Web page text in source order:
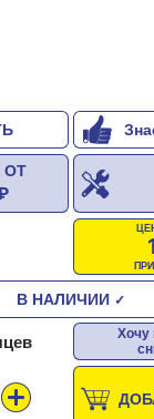
ОТ
В НАЛИЧИИ ✓
Хочу